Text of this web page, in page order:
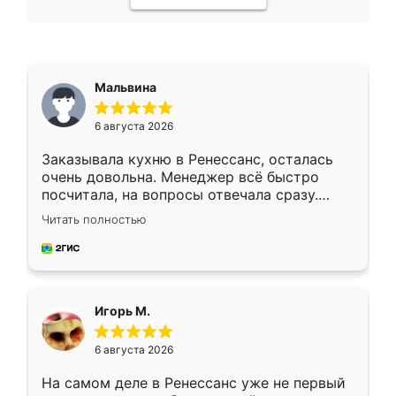
Мальвина
6 августа 2026
Заказывала кухню в Ренессанс, осталась
очень довольна. Менеджер всё быстро
посчитала, на вопросы отвечала сразу.
Замерщик приехал в субботу, подошёл к
делу со всей ответственностью. Собрали
за день, ребята работали аккуратно, даже
Читать полностью
Игорь М.
6 августа 2026
На самом деле в Ренессанс уже не первый